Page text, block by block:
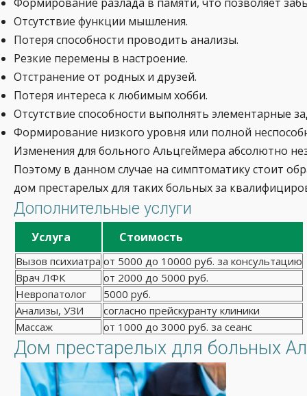
Отсутствие функции мышления.
Потеря способности проводить анализы.
Резкие перемены в настроение.
Отстранение от родных и друзей.
Потеря интереса к любимым хобби.
Отсутствие способности выполнять элементарные
Формирование низкого уровня или полной
Изменения для больного Альцгеймера абсолютно
Поэтому в данном случае на симптоматику стоит
дом престарелых для таких больных за
Дополнительные услуги
Услуга Стоимость
Вызов психиатра от 5000 до 10000 руб. за консультацию
Врач ЛФК
от 2000 до 5000 руб.
Невропатолог
5000 руб.
Анализы, УЗИ
согласно прейскуранту клиники
Массаж
от 1000 до 3000 руб. за сеанс
Дом престарелых для больных